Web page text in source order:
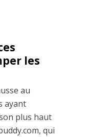
les
au
ayant
plus haut
qui